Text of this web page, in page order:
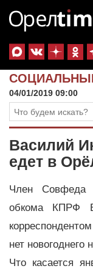
04/01/2019 09:00
Василий
едет в
Член Совфеда
обкома КПРФ
нет новогоднего
Что касается